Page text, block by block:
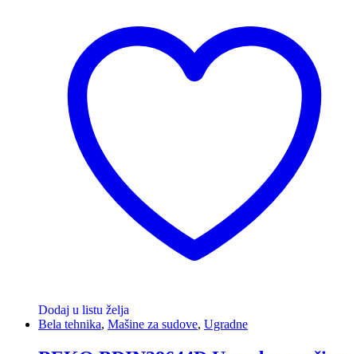
Dodaj u listu želja
Bela tehnika, Mašine za sudove, Ugradne